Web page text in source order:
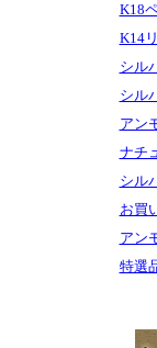
K18
K14
シル
シル
アン
ナチ
シル
お買
アン
特選